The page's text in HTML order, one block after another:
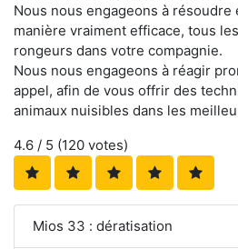
Nous nous engageons à résoudre
manière vraiment efficace, tous
rongeurs dans votre compagnie.
Nous nous engageons à réagir
appel, afin de vous offrir des
animaux nuisibles dans les
4.6 / 5 (120 votes)
Mios 33 : dératisation